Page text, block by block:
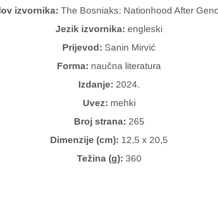
izvornika: The Bosniaks: Nationhood After
Jezik izvornika: engleski
Prijevod: Sanin Mirvić
Forma: naučna literatura
Izdanje: 2024.
Uvez: mehki
Broj strana: 265
Dimenzije (cm): 12,5 x 20,5
Težina (g): 360